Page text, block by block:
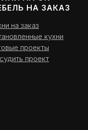
НА ЗАКАЗ
на заказ
кухни
проекты
проект